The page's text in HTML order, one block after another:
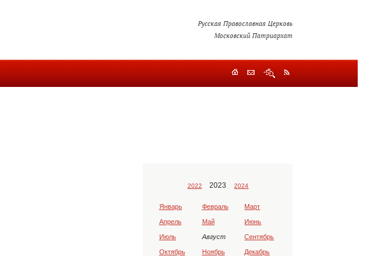
Русская Православная Церковь
Московский Патриархат
2022 2023 2024
Январь Февраль Март
Апрель Май Июнь
Июль Август Сентябрь
Октябрь Ноябрь Декабрь